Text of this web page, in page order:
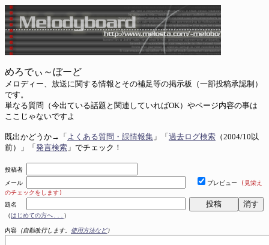
めろでぃ～ぼーど
メロディー、放送に関する情報とその補足等の掲示板（一部投稿承認制）
です。
単なる質問（今出ている話題と関連していればOK）やページ内容の事は
ここじゃないですよ
既出かどうか→「 よくある質問・誤情報集 」「 過去ログ検索 （2004/10以
前）」「 発言検索 」でチェック！
投稿者
メール
プレビュー
(見栄え
のチェックをします)
題名
（はじめての方へ... ）
内容 （自動改行します。 使用方法など）